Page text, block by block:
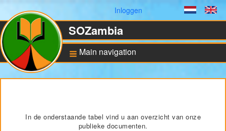
Dutch
Gebruikersmenu
Inloggen
SOZambia
Main navigation
Educatie en sociale
ontwikkeling
In de onderstaande tabel vind u aan overzicht van onze
publieke documenten.